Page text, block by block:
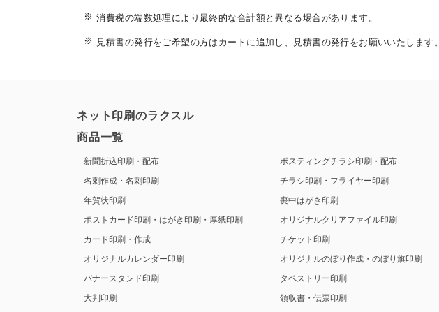
消費税の端数処理により最終的な合計額と異なる場合があります。
見積書の発行をご希望の方はカートに追加し、見積書の発行をお願いいたします。
ネット印刷のラクスル
商品一覧
新聞折込印刷・配布
名刺作成・名刺印刷
年賀状印刷
ポストカード印刷・はがき印刷・厚紙印刷
カード印刷・作成
オリジナルカレンダー印刷
バナースタンド印刷
大判印刷
ポスティングチラシ印刷・配布
チラシ印刷・フライヤー印刷
喪中はがき印刷
オリジナルクリアファイル印刷
チケット印刷
オリジナルのぼり作成・のぼり旗印刷
タペストリー印刷
領収書・伝票印刷